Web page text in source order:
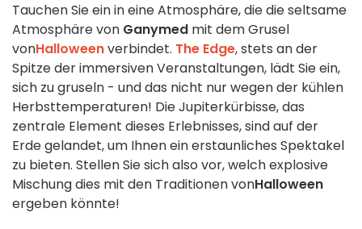
Tauchen Sie ein in eine Atmosphäre, die die seltsame
Atmosphäre von Ganymed mit dem Grusel
vonHalloweenverbindet. The Edge, stets an der
Spitze der immersiven Veranstaltungen, lädt Sie ein,
sich zu gruseln - und das nicht nur wegen der kühlen
Herbsttemperaturen! Die Jupiterkürbisse, das
zentrale Element dieses Erlebnisses, sind auf der
Erde gelandet, um Ihnen ein erstaunliches Spektakel
zu bieten. Stellen Sie sich also vor, welch explosive
Mischung dies mit den Traditionen vonHalloween
ergeben könnte!